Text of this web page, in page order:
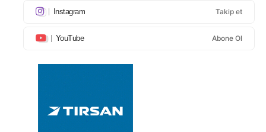
Instagram Takip et
YouTube Abone Ol